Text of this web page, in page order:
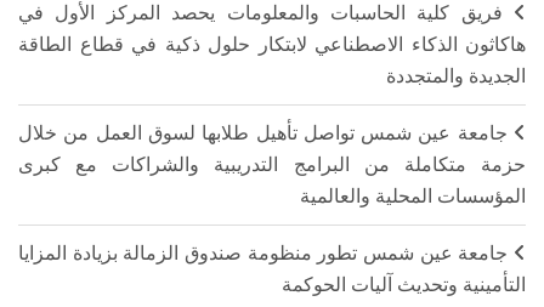
فريق كلية الحاسبات والمعلومات يحصد المركز الأول في
هاكاثون الذكاء الاصطناعي لابتكار حلول ذكية في قطاع الطاقة
الجديدة والمتجددة
جامعة عين شمس تواصل تأهيل طلابها لسوق العمل من خلال
حزمة متكاملة من البرامج التدريبية والشراكات مع كبرى
المؤسسات المحلية والعالمية
جامعة عين شمس تطور منظومة صندوق الزمالة بزيادة المزايا
التأمينية وتحديث آليات الحوكمة